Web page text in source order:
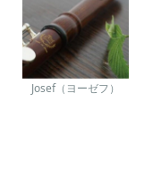
Josef（ヨーゼフ）